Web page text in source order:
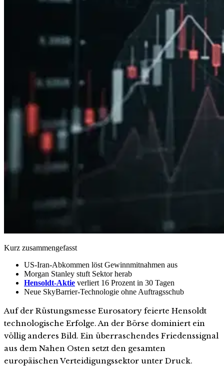
Kurz zusammengefasst
US-Iran-Abkommen löst Gewinnmitnahmen aus
Morgan Stanley stuft Sektor herab
Hensoldt-Aktie verliert 16 Prozent in 30 Tagen
Neue SkyBarrier-Technologie ohne Auftragsschub
Auf der Rüstungsmesse Eurosatory feierte Hensoldt
technologische Erfolge. An der Börse dominiert ein
völlig anderes Bild. Ein überraschendes Friedenssignal
aus dem Nahen Osten setzt den gesamten
europäischen Verteidigungssektor unter Druck.